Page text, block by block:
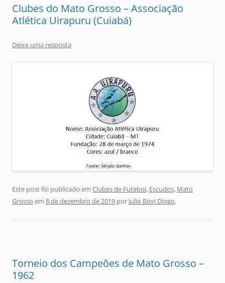
Clubes do Mato Grosso – Associação
Atlética Uirapuru (Cuiabá)
Deixe uma resposta
Este post foi publicado em Clubes de Futebol, Escudos, Mato
Grosso em 8 de dezembro de 2019 por Julio Bovi Diogo.
Torneio dos Campeões de Mato Grosso –
1962